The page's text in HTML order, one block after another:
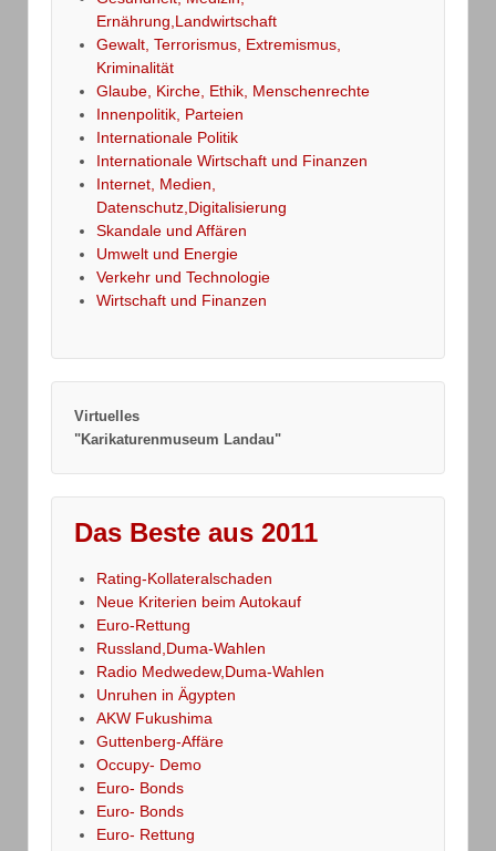
Ernährung,Landwirtschaft
Gewalt, Terrorismus, Extremismus,
Kriminalität
Glaube, Kirche, Ethik, Menschenrechte
Innenpolitik, Parteien
Internationale Politik
Internationale Wirtschaft und Finanzen
Internet, Medien,
Datenschutz,Digitalisierung
Skandale und Affären
Umwelt und Energie
Verkehr und Technologie
Wirtschaft und Finanzen
Virtuelles
"Karikaturenmuseum Landau"
Das Beste aus 2011
Rating-Kollateralschaden
Neue Kriterien beim Autokauf
Euro-Rettung
Russland,Duma-Wahlen
Radio Medwedew,Duma-Wahlen
Unruhen in Ägypten
AKW Fukushima
Guttenberg-Affäre
Occupy- Demo
Euro- Bonds
Euro- Bonds
Euro- Rettung